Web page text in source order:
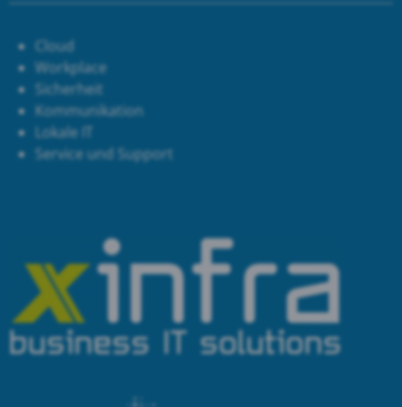
Cloud
Workplace
Sicherheit
Kommunikation
Lokale IT
Service und Support